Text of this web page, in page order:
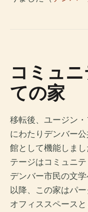
コミュ
ての家
移転後、ユージン
にわたりデンバー
館として機能しま
テージはコミュニ
デンバー市民の文
以降、この家はパ
オフィススペース